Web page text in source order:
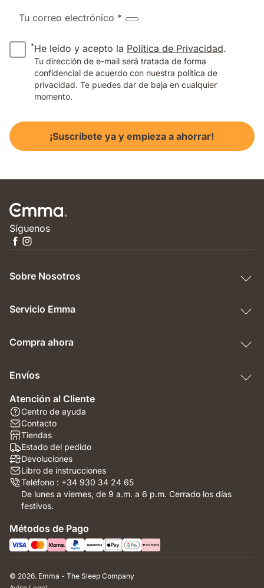
Tu correo electrónico *
*He leído y acepto la Política de Privacidad.
Tu dirección de e-mail será tratada de forma
confidencial de acuerdo con nuestra política de
privacidad. Te puedes dar de baja en cualquier
momento.
¡Suscríbete ya y empieza a ahorrar!
Síguenos
Sobre Nosotros
Servicio Emma
Compra ahora
Envíos
Atención al Cliente
Centro de ayuda
Contacto
Tiendas
Estado del pedido
Devoluciones
Libro de instrucciones
Teléfono : +34 930 34 24 65
De lunes a viernes, de 9 a.m. a 6 p.m. Cerrado los días
festivos.
Métodos de Pago
© 2026. Emma - The Sleep Company